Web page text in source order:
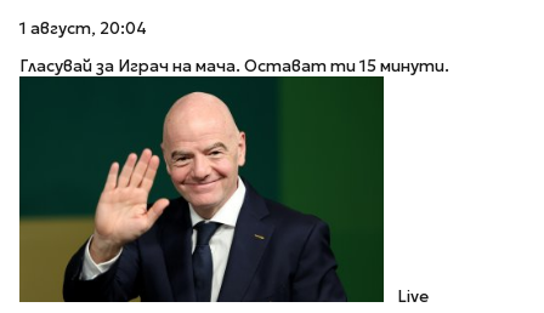
1 август, 20:04
Гласувай за Играч на мача. Остават ти 15 минути.
Live